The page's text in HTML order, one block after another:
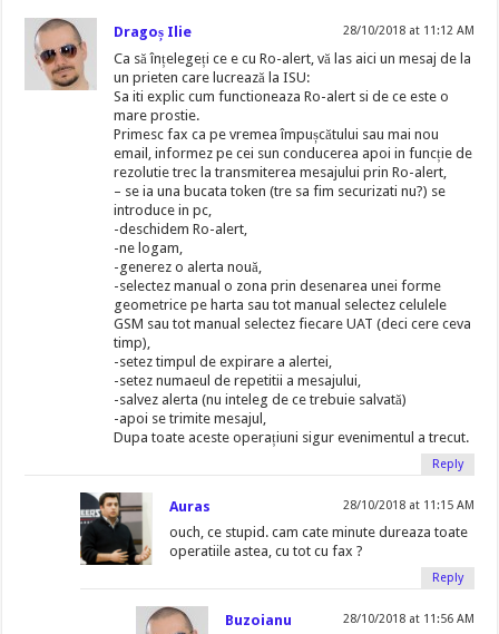
Dragoș Ilie 28/10/2018 at 11:12 AM
Ca să înțelegeți ce e cu Ro-alert, vă las aici un mesaj de la
un prieten care lucrează la ISU:
Sa iti explic cum functioneaza Ro-alert si de ce este o
mare prostie.
Primesc fax ca pe vremea împușcătului sau mai nou
email, informez pe cei sun conducerea apoi in funcție de
rezolutie trec la transmiterea mesajului prin Ro-alert,
– se ia una bucata token (tre sa fim securizati nu?) se
introduce in pc,
-deschidem Ro-alert,
-ne logam,
-generez o alerta nouă,
-selectez manual o zona prin desenarea unei forme
geometrice pe harta sau tot manual selectez celulele
GSM sau tot manual selectez fiecare UAT (deci cere ceva
timp),
-setez timpul de expirare a alertei,
-setez numaeul de repetitii a mesajului,
-salvez alerta (nu inteleg de ce trebuie salvată)
-apoi se trimite mesajul,
Dupa toate aceste operațiuni sigur evenimentul a trecut.
Reply
Auras 28/10/2018 at 11:15 AM
ouch, ce stupid. cam cate minute dureaza toate
operatiile astea, cu tot cu fax ?
Reply
Buzoianu 28/10/2018 at 11:56 AM